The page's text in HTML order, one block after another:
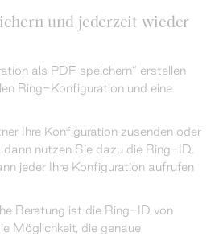
und jederzeit wieder
als PDF speichern“ erstellen
Ring-Konfiguration und eine
Ihre Konfiguration zusenden oder
dann nutzen Sie dazu die Ring-ID.
jeder Ihre Konfiguration aufrufen
Beratung ist die Ring-ID von
Möglichkeit, die genaue